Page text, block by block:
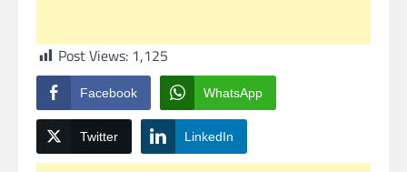
Post Views: 1,125
Facebook WhatsApp
Twitter LinkedIn